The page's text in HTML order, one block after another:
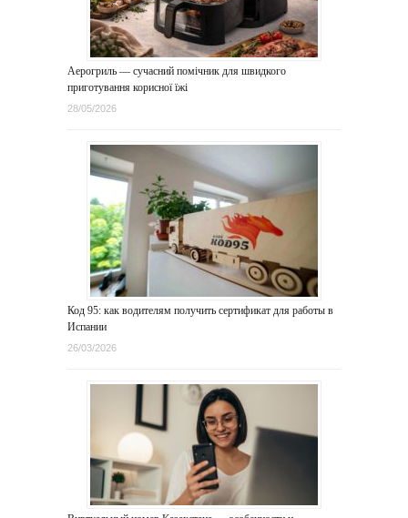
Аерогриль — сучасний помічник для швидкого
приготування корисної їжі
28/05/2026
Код 95: как водителям получить сертификат для работы в
Испании
26/03/2026